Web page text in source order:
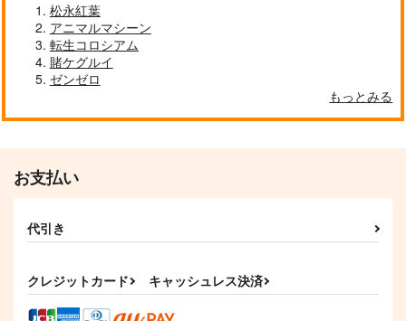
松永紅葉
アニマルマシーン
転生コロシアム
賭ケグルイ
ゼンゼロ
もっとみる
お支払い
代引き
クレジットカード キャッシュレス決済